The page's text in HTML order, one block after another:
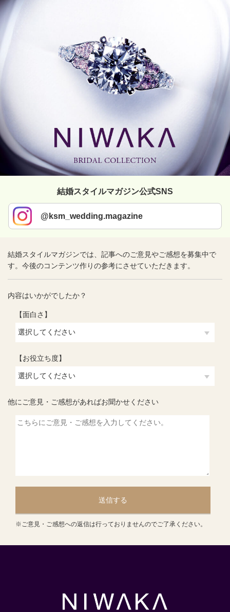
結婚スタイルマガジン公式SNS
@ksm_wedding.magazine
結婚スタイルマガジンでは、記事へのご意見やご感想を募集中で
す。今後のコンテンツ作りの参考にさせていただきます。
内容はいかがでしたか？
【面白さ】
【お役立ち度】
他にご意見・ご感想があればお聞かせください
送信する
※ご意見・ご感想への返信は行っておりませんのでご了承ください。